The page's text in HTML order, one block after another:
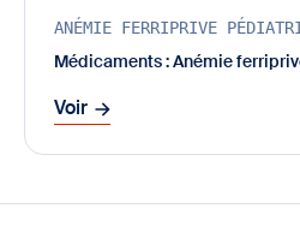
ANÉMIE FERRIPRIVE
Médicaments : Anémie
Voir